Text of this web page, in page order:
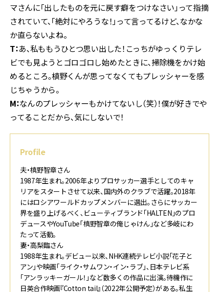
マさんに「出したものを元に戻す癖をつけなさい」って指摘
されていて、「絶対にやろうな！」って言ってるけど、なかな
か直らないよね。
T：あ、私ももうひとつ思い出した！こっちがゆっくりテレ
ビでも見ようとゴロゴロし始めたときに、掃除機をかけ始
めるところ。槙野くんが思ってなくてもプレッシャーを感
じちゃうから。
M：なんのプレッシャーもかけてないし（笑）！僕が好きでや
ってることだから、気にしないで！
Profile
夫・槙野智章さん
1987年生まれ。2006年よりプロサッカー選手としてのキャ
リアをスタートさせて以来、国内外のクラブで活躍。2018年
にはロシアワールドカップメンバーに選出。さらにサッカー
界を盛り上げるべく、ビューティブランド「HALTEN」のプロ
デュースやYouTube「槙野智章の俺じゃけん」など多岐にわ
たって活動。
妻・高梨臨さん
1988年生まれ。デビュー以来、NHK連続テレビ小説「花子と
アン」や映画「ライク・サムワン・イン・ラブ」、日本テレビ系
「アンラッキーガール！」など数多くの作品に出演。待機作に
日英合作映画『Cotton tail』（2022年公開予定）がある。私生